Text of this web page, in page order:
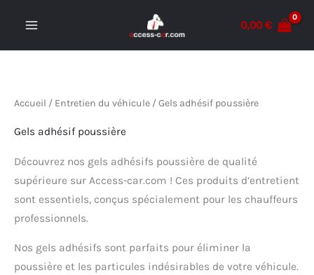
0,00€
Accueil / Entretien du véhicule / Gels adhésif poussière
Gels adhésif poussière
Découvrez nos gels adhésifs poussière de qualité
supérieure sur Access-car.com ! Ces produits d’entretient
sont essentiels, conçus spécialement pour les chauffeurs
professionnels.
Nos gels adhésifs sont parfaits pour éliminer la
poussière et les particules indésirables de votre véhicule.